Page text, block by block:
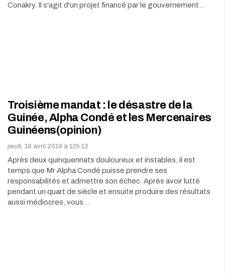
Conakry. Il s'agit d'un projet financé par le gouvernement…
Troisième mandat : le désastre de la
Guinée, Alpha Condé et les Mercenaires
Guinéens(opinion)
jeudi, 18 avril 2019 à 12h:12
Après deux quinquennats douloureux et instables, il est
temps que Mr Alpha Condé puisse prendre ses
responsabilités et admettre son échec. Après avoir lutté
pendant un quart de siècle et ensuite produire des résultats
aussi médiocres, vous…